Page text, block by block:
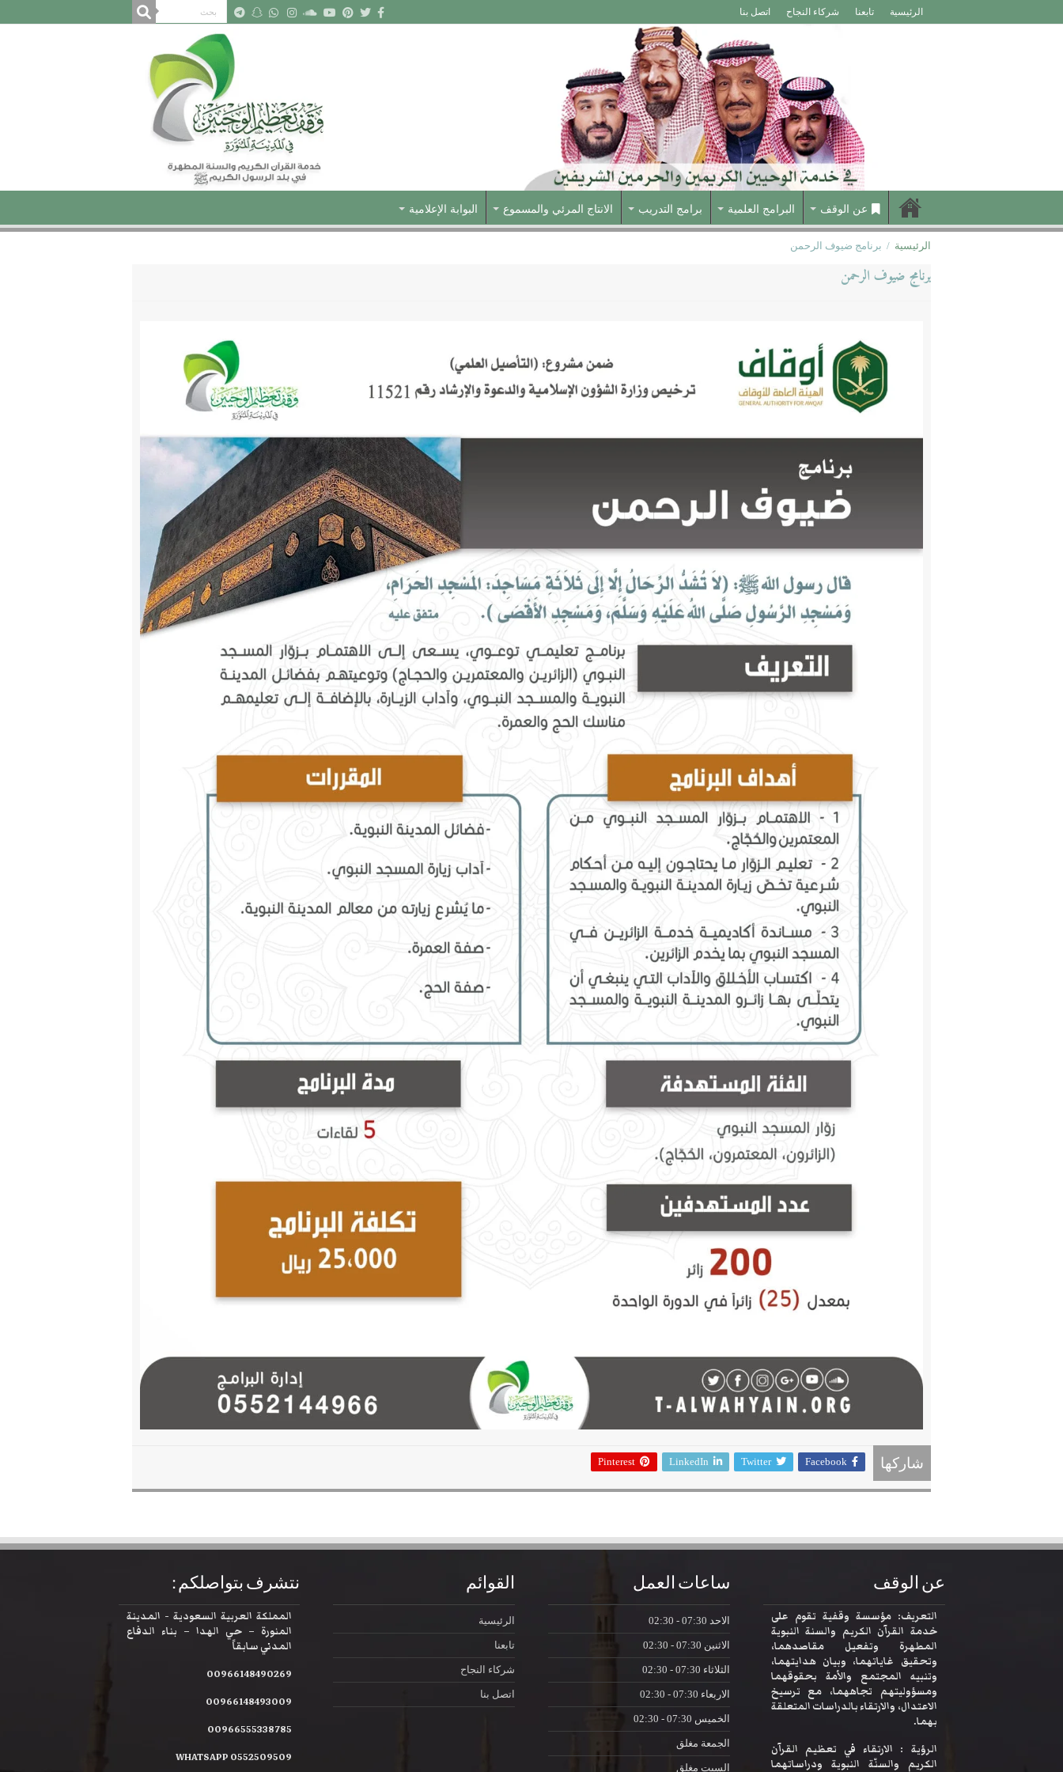
الرئيسية تابعنا شركاء النجاح اتصل بنا
عن الوقف البرامج العلمية برامج التدريب الانتاج المرئي والمسموع البوابة الإعلامية
الرئيسية / برنامج ضيوف الرحمن
برنامج ضيوف الرحمن
شاركها Facebook
Twitter
LinkedIn
Pinterest
عن الوقف
التعريف: مؤسسة وقفية تقوم على
خدمة القرآن الكريم والسنة النبوية
المطهرة وتفعيل مقاصدهما،
وتحقيق غاياتهما، وبيان هدايتهما،
وتنبيه المجتمع والأمة بحقوقهما
ومسؤوليتهم تجاههما، مع ترسيخ
الاعتدال، والارتقاء بالدراسات المتعلقة
بهما.
الرؤية : الارتقاء في تعظيم القرآن
الكريم والسنّة النبوية ودراساتهما
ساعات العمل
الاحد
الاثنين
الثلاثاء
الاربعاء
الخميس
الجمعة مغلق
السبت مغلق
القوائم
الرئيسية
تابعنا
شركاء النجاح
اتصل بنا
نتشرف بتواصلكم :
المملكة العربية السعودية - المدينة
المنورة – حي الهدا – بناء الدفاع
المدني سابقاً
00966148490269
00966148493009
00966555338785
WHATSAPP 0552509509